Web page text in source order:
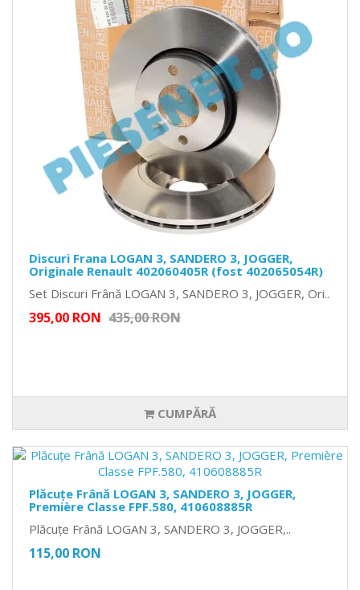
Discuri Frana LOGAN 3, SANDERO 3, JOGGER,
Originale Renault 402060405R (fost 402065054R)
Set Discuri Frână LOGAN 3, SANDERO 3, JOGGER, Ori..
395,00 RON 435,00 RON
CUMPĂRĂ
Plăcuțe Frână LOGAN 3, SANDERO 3, JOGGER,
Première Classe FPF.580, 410608885R
Plăcuțe Frână LOGAN 3, SANDERO 3, JOGGER,..
115,00 RON